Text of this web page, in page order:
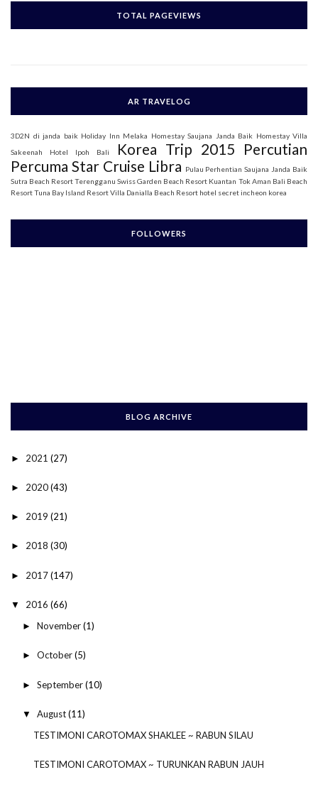
c
f
TOTAL PAGEVIEWS
AR TRAVELOG
3D2N di janda baik Holiday Inn Melaka Homestay Saujana Janda Baik Homestay Villa
Sakeenah
Hotel Ipoh Bali Korea Trip 2015 Percutian
Percuma Star Cruise Libra Pulau Perhentian Saujana Janda Baik
Sutra Beach Resort Terengganu Swiss Garden Beach Resort Kuantan Tok Aman Bali Beach
ResortTuna Bay Island ResortVilla Danialla Beach Resort hotel secret incheon korea
FOLLOWERS
BLOG ARCHIVE
► 2021 (27)
► 2020(43)
► 2019 (21)
► 2018 (30)
► 2017(147)
▼ 2016 (66)
► November(1)
► October(5)
► September(10)
▼ August(11)
TESTIMONI CAROTOMAX SHAKLEE ~ RABUN SILAU
TESTIMONI CAROTOMAX ~ TURUNKAN RABUN JAUH